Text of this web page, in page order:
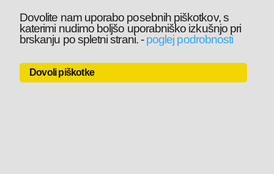
Dovolite nam uporabo posebnih piškotkov, s
katerimi nudimo boljšo uporabniško izkušnjo pri
brskanju po spletni strani.-poglej podrobnosti
Dovoli piškotke